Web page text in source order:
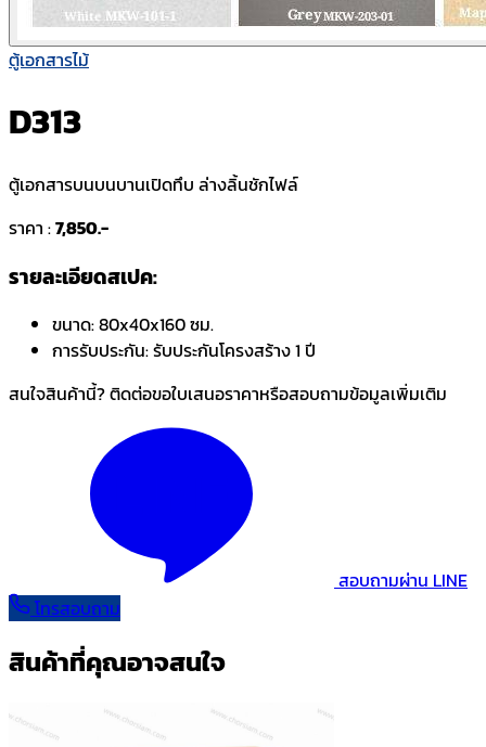
ตู้เอกสารไม้
D313
ตู้เอกสารบนบนบานเปิดทึบ ล่างลิ้นชักไฟล์
ราคา :7,850.-
รายละเอียดสเปค:
ขนาด:80x40x160 ซม.
การรับประกัน:รับประกันโครงสร้าง 1 ปี
สนใจสินค้านี้? ติดต่อขอใบเสนอราคาหรือสอบถามข้อมูลเพิ่มเติม
สอบถามผ่าน LINE
โทรสอบถาม
สินค้าที่คุณอาจสนใจ